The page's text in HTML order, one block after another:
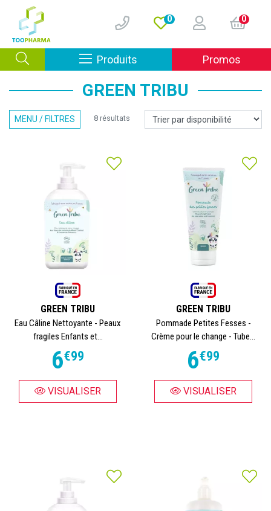
0 0
Produits Afficher la navigation
Promos
GREEN TRIBU
MENU / FILTRES 8 résultats
GREEN TRIBU
Eau Câline Nettoyante - Peaux
fragiles Enfants et...
6€99
VISUALISER
GREEN TRIBU
Pommade Petites Fesses -
Crème pour le change - Tube...
6€99
VISUALISER